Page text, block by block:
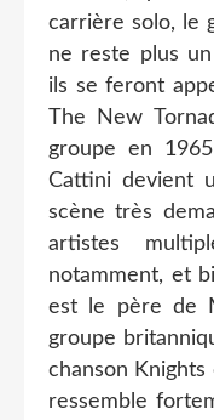
carrière solo, le
ne reste plus
ils se feront
The New
groupe en
Cattini devient
scène très
artistes
notamment, et
est le père de
groupe
chanson
ressemble